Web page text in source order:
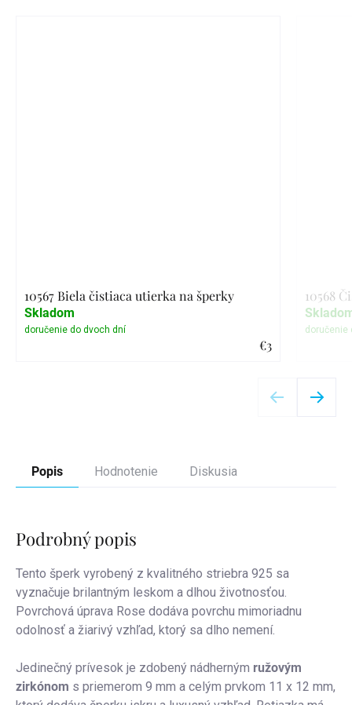
10567 Biela čistiaca utierka na šperky
€3
Skladom
10568
Popis Hodnotenie Diskusia
Podrobný popis
Tento šperk vyrobený z kvalitného striebra 925 sa
vyznačuje brilantným leskom a dlhou životnosťou.
Povrchová úprava Rose dodáva povrchu mimoriadnu
odolnosť a žiarivý vzhľad, ktorý sa dlho nemení.
Jedinečný prívesok je zdobený nádherným ružovým
zirkónom s priemerom 9 mm a celým prvkom 11 x 12 mm,